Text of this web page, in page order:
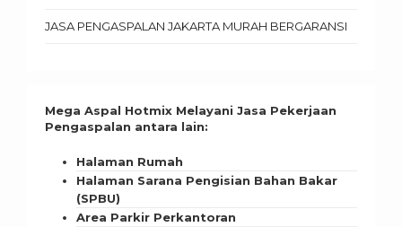
JASA PENGASPALAN JAKARTA MURAH BERGARANSI
Mega Aspal Hotmix Melayani Jasa Pekerjaan
Pengaspalan antara lain:
Halaman Rumah
Halaman Sarana Pengisian Bahan Bakar
(SPBU)
Area Parkir Perkantoran